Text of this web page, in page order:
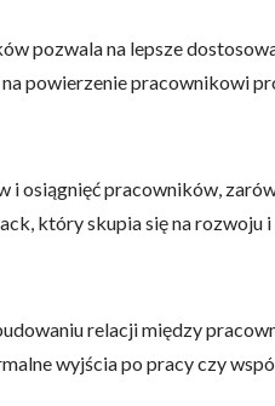
pozwala na lepsze
na powierzenie pracownikowi
i osiągnięć pracowników,
który skupia się na rozwoju
relacji między
wyjścia po pracy czy
ciasteczek.